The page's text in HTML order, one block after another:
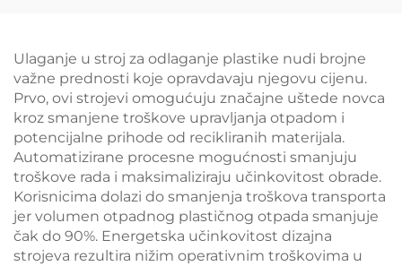
Ulaganje u stroj za odlaganje plastike nudi brojne
važne prednosti koje opravdavaju njegovu cijenu.
Prvo, ovi strojevi omogućuju značajne uštede novca
kroz smanjene troškove upravljanja otpadom i
potencijalne prihode od recikliranih materijala.
Automatizirane procesne mogućnosti smanjuju
troškove rada i maksimaliziraju učinkovitost obrade.
Korisnicima dolazi do smanjenja troškova transporta
jer volumen otpadnog plastičnog otpada smanjuje
čak do 90%. Energetska učinkovitost dizajna
strojeva rezultira nižim operativnim troškovima u